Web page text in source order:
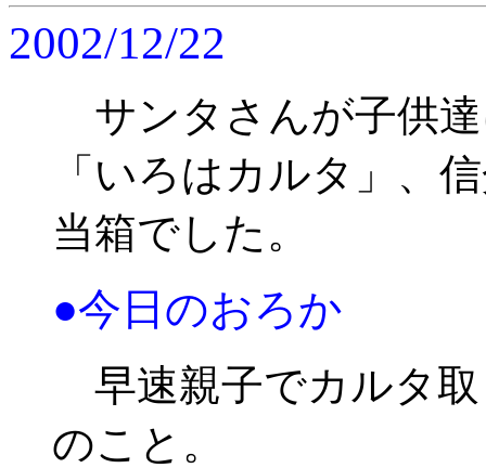
2002/12/22
サンタさんが子供
「いろはカルタ」、
当箱でした。
●今日のおろか
早速親子でカルタ
のこと。